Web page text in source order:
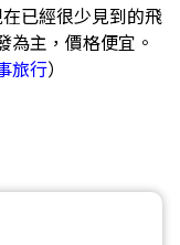
已經很少見到的飛
為主，價格便宜。
旅行）